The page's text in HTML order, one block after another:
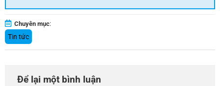
Chuyên mục:
Tin tức
Để lại một bình luận